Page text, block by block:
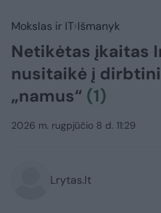
Mokslas ir IT Išmanyk
Netikėtas įkaitas
nusitaikė į
„namus“ (1)
2026 m. rugpjūčio 8 d. 11:29
Lrytas.lt